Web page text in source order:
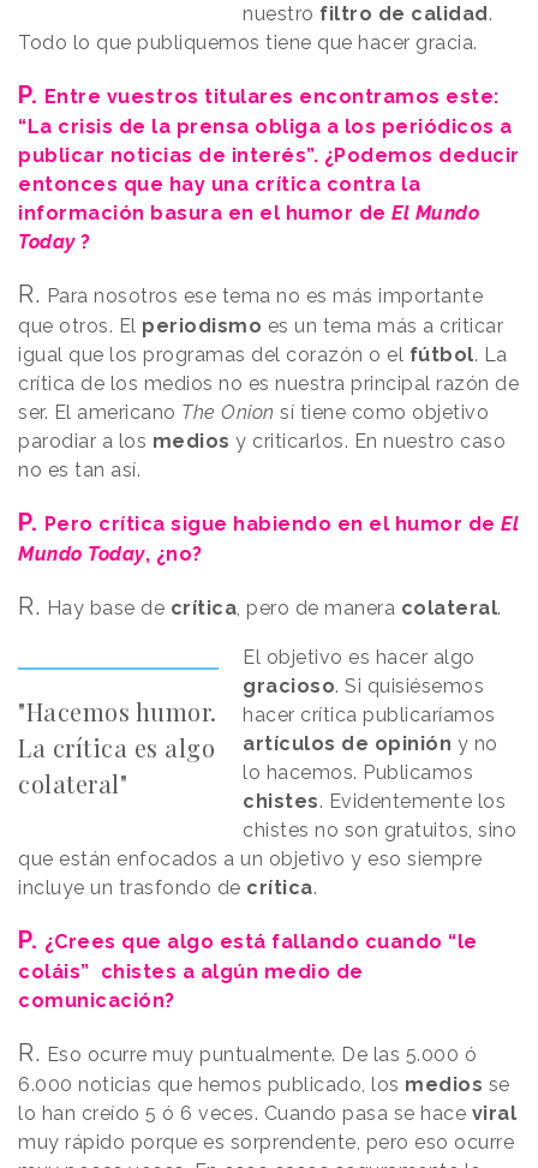
nuestro filtro de calidad .
Todo lo que publiquemos tiene que hacer gracia.
P. Entre vuestros titulares encontramos este:
“La crisis de la prensa obliga a los periódicos a
publicar noticias de interés”. ¿Podemos deducir
entonces que hay una crítica contra la
información basura en el humor de El Mundo
Today?
R. Para nosotros ese tema no es más importante
que otros. El periodismo es un tema más a criticar
igual que los programas del corazón o el fútbol. La
crítica de los medios no es nuestra principal razón de
ser. El americano The Onion sí tiene como objetivo
parodiar a los medios y criticarlos. En nuestro caso
no es tan así.
P. Pero crítica sigue habiendo en el humor de El
Mundo Today, ¿no?
R. Hay base de crítica, pero de manera colateral.
"Hacemos humor.
La crítica es algo
colateral"
El objetivo es hacer algo
gracioso. Si quisiésemos
hacer crítica publicaríamos
artículos de opinión y no
lo hacemos. Publicamos
chistes. Evidentemente los
chistes no son gratuitos, sino
que están enfocados a un objetivo y eso siempre
incluye un trasfondo de crítica.
P. ¿Crees que algo está fallando cuando “le
coláis” chistes a algún medio de
comunicación?
R. Eso ocurre muy puntualmente. De las 5.000 ó
6.000 noticias que hemos publicado, los medios se
lo han creído 5 ó 6 veces. Cuando pasa se hace viral
muy rápido porque es sorprendente, pero eso ocurre